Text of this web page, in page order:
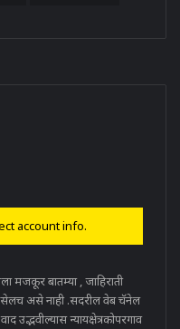
account info.
मजकूर बातम्या , जाहिराती
असे नाही .सदरील वेब चॅनेल
उद्भवील्यास न्यायक्षेत्रकोपरगाव